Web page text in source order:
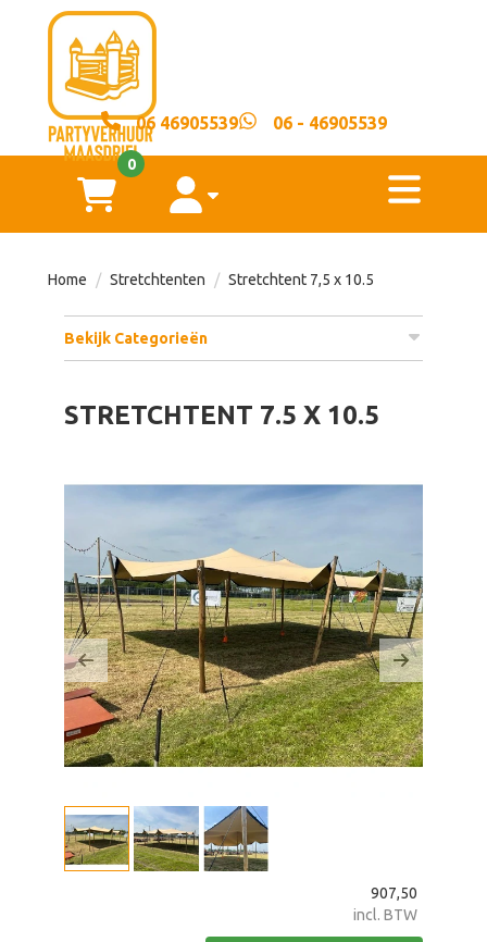
06 46905539 06 - 46905539
winkelwagen
0
account
sluiten
Home
Springkussens
Contact
zoeken
Home Stretchtenten Stretchtent 7,5 x 10.5
Bekijk Categorieën
STRETCHTENT 7.5 X 10.5
Previous Next
907,50
incl. BTW